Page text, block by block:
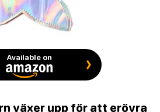
Available on
växer upp för att erövra